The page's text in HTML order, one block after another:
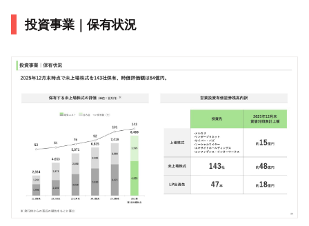
投資事業｜保有状況